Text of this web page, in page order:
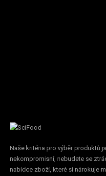
Naše kritéria pro výběr produktů
nekompromisní, nebudete se
nabídce zboží, které si nárokuje